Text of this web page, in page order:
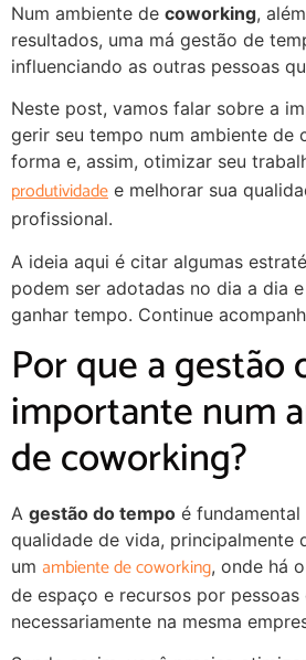
Num ambiente de coworking,
resultados, uma má gestão de
influenciando as outras pessoas
Neste post, vamos falar sobre a
gerir seu tempo num ambiente de
forma e, assim, otimizar seu
produtividade e melhorar sua
profissional.
A ideia aqui é citar algumas
podem ser adotadas no dia a dia
ganhar tempo. Continue
Por que a gestão
importante num
de coworking?
A gestão do tempo é fundamental
qualidade de vida, principalmente
um ambiente de coworking, onde há
de espaço e recursos por pessoas
necessariamente na mesma